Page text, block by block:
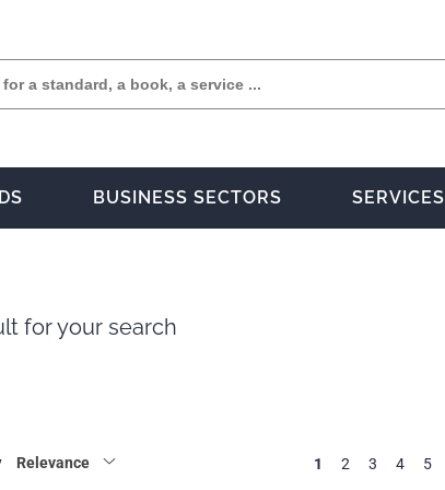
BUSINESS SECTORS SERVICES
for your search
Relevance 1 2 3 4 5